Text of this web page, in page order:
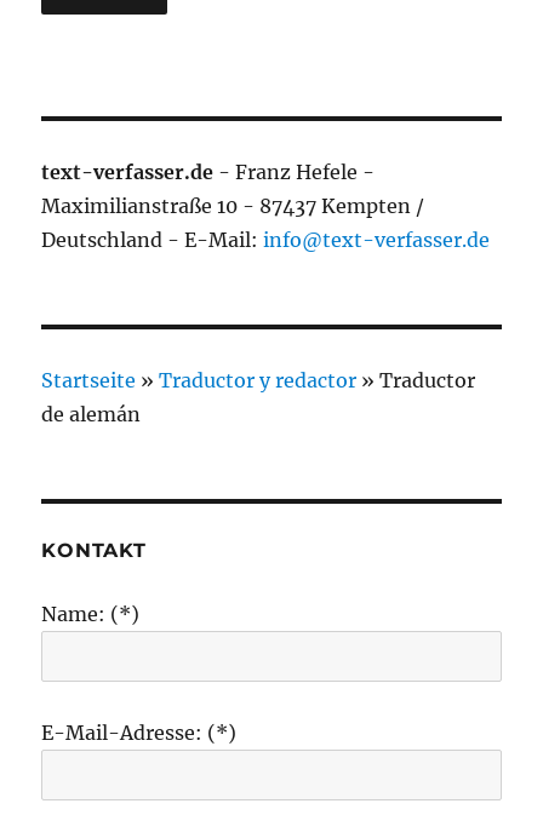
text-verfasser.de - Franz Hefele -
Maximilianstraße 10 - 87437 Kempten /
Deutschland - E-Mail:info@text-verfasser.de
Startseite »Traductor y redactor »Traductor
de alemán
KONTAKT
Name: (*)
E-Mail-Adresse: (*)